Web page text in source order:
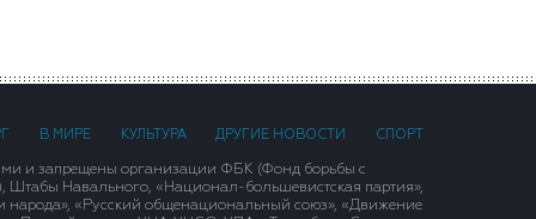
В МИРЕ КУЛЬТУРА ДРУГИЕ НОВОСТИ СПОРТ
и запрещены организации ФБК (Фонд борьбы с
Штабы Навального, «Национал-большевистская партия»,
народа», «Русский общенациональный союз», «Движение